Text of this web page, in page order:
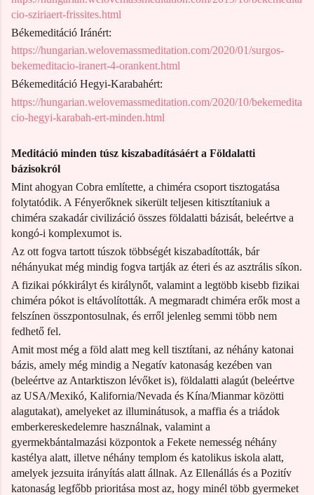
cio-sziriaert-frissites.html
Békemeditáció Iránért:
https://hungarian.welovemassmeditation.com/2020/01/surgos-
bekemeditacio-iranert-4-orankent.html
Békemeditáció Hegyi-Karabahért:
https://hungarian.welovemassmeditation.com/2020/10/bekemedita
cio-hegyi-karabah-ert-minden.html
Meditáció minden túsz kiszabadításáért a Földalatti
bázisokról
Mint ahogyan Cobra említette, a chiméra csoport tisztogatása
folytatódik. A Fényerőknek sikerült teljesen kitisztítaniuk a
chiméra szakadár civilizáció összes földalatti bázisát, beleértve a
kongó-i komplexumot is.
Az ott fogva tartott túszok többségét kiszabadították, bár
néhányukat még mindig fogva tartják az éteri és az asztrális síkon.
A fizikai pókkirályt és királynőt, valamint a legtöbb kisebb fizikai
chiméra pókot is eltávolították. A megmaradt chiméra erők most a
felszínen összpontosulnak, és erről jelenleg semmi több nem
fedhető fel.
Amit most még a föld alatt meg kell tisztítani, az néhány katonai
bázis, amely még mindig a Negatív katonaság kezében van
(beleértve az Antarktiszon lévőket is), földalatti alagút (beleértve
az USA/Mexikó, Kalifornia/Nevada és Kína/Mianmar közötti
alagutakat), amelyeket az illuminátusok, a maffia és a triádok
emberkereskedelemre használnak, valamint a
gyermekbántalmazási központok a Fekete nemesség néhány
kastélya alatt, illetve néhány templom és katolikus iskola alatt,
amelyek jezsuita irányítás alatt állnak. Az Ellenállás és a Pozitív
katonaság legfőbb prioritása most az, hogy minél több gyermeket